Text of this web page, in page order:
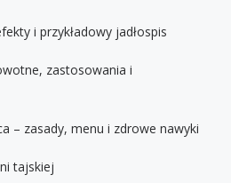
i przykładowy jadłospis
zastosowania i
– zasady, menu i zdrowe nawyki
tajskiej